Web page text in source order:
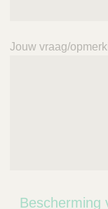
Jouw vraag/
Bescherming